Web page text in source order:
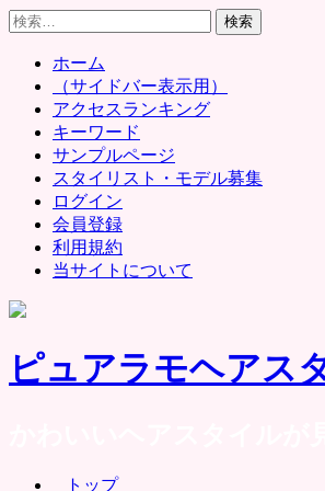
Skip
to
content
検
ホーム
（サイドバー表示用）
アクセスランキング
キーワード
サンプルページ
スタイリスト・モデル募集
ログイン
会員登録
利用規約
当サイトについて
ピュアラモヘアス
トップ